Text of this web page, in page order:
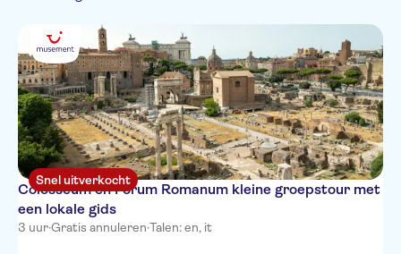
Kleinere Groep
Lokaal tintje
PrivétochtKunstgalerijen
Folklore
Russisch
Chinees
Portugees
Japans
Snel uitverkocht
Colosseum en Forum Romanum kleine groepstour met
een lokale gids
3 uur·Gratis annuleren·Talen: en, it